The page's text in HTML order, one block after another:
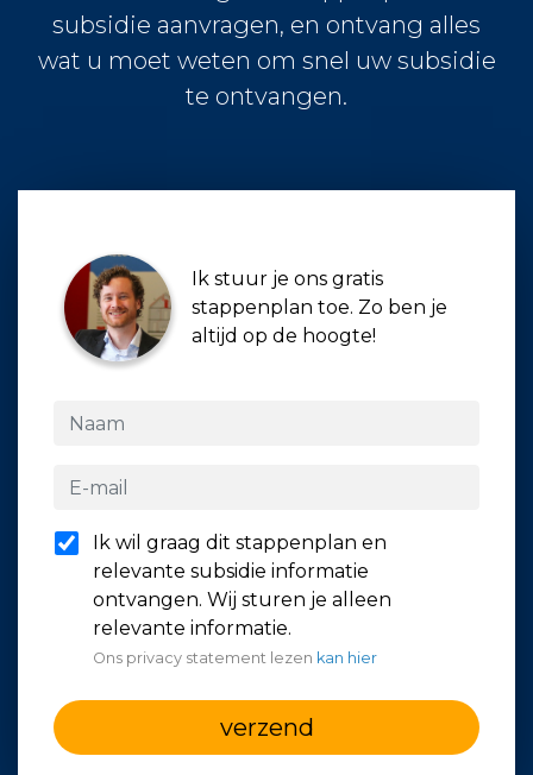
subsidie aanvragen, en ontvang alles
wat u moet weten om snel uw subsidie
te ontvangen.
Ik stuur je ons gratis
stappenplan toe. Zo ben je
altijd op de hoogte!
Ik wil graag dit stappenplan en
relevante subsidie informatie
ontvangen. Wij sturen je alleen
relevante informatie.
Ons privacy statement lezen kan hier
verzend